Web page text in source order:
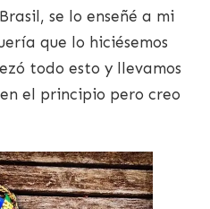
se lo enseñé a mi
que lo hiciésemos
todo esto y llevamos
el principio pero creo